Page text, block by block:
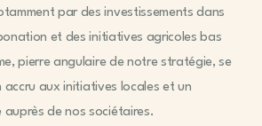
par des investissements dans
et des initiatives agricoles bas
pierre angulaire de notre stratégie, se
aux initiatives locales et un
de nos sociétaires.